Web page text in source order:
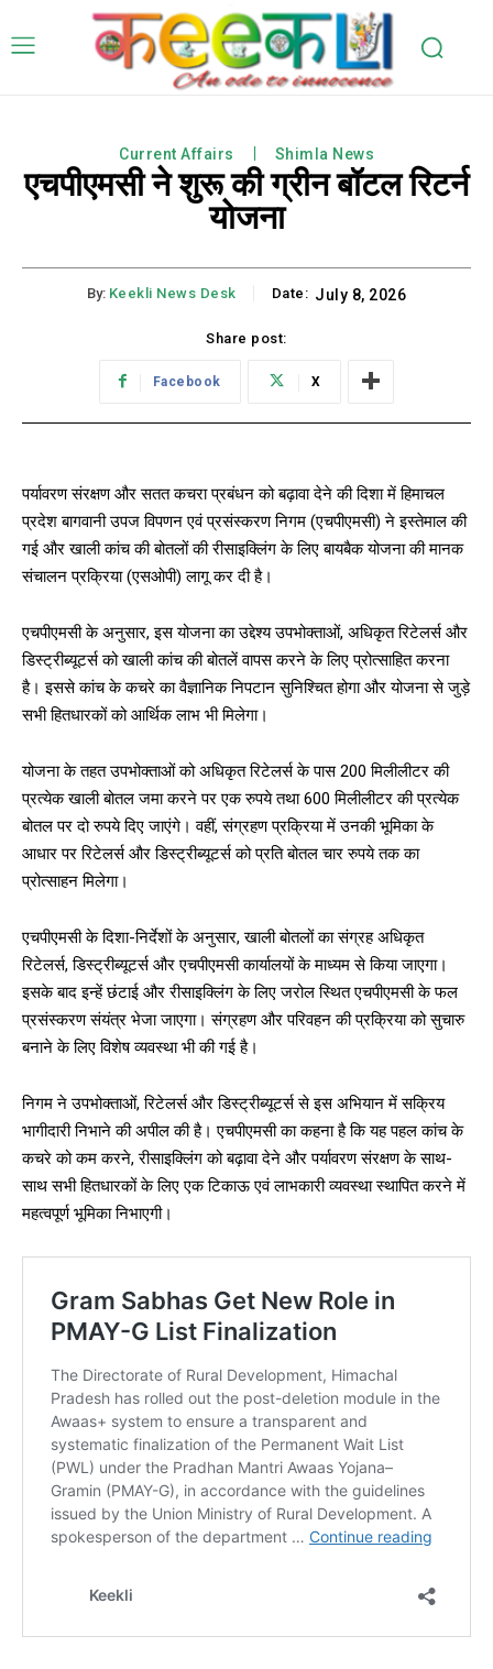
Current Affairs Shimla News
एचपीएमसी ने शुरू की ग्रीन बॉटल रिटर्न
योजना
By: Keekli News Desk Date: July 8, 2026
Share post:
Facebook X
पर्यावरण संरक्षण और सतत कचरा प्रबंधन को बढ़ावा देने की दिशा में हिमाचल
प्रदेश बागवानी उपज विपणन एवं प्रसंस्करण निगम (एचपीएमसी) ने इस्तेमाल की
गई और खाली कांच की बोतलों की रीसाइक्लिंग के लिए बायबैक योजना की मानक
संचालन प्रक्रिया (एसओपी) लागू कर दी है।
एचपीएमसी के अनुसार, इस योजना का उद्देश्य उपभोक्ताओं, अधिकृत रिटेलर्स और
डिस्ट्रीब्यूटर्स को खाली कांच की बोतलें वापस करने के लिए प्रोत्साहित करना
है। इससे कांच के कचरे का वैज्ञानिक निपटान सुनिश्चित होगा और योजना से जुड़े
सभी हितधारकों को आर्थिक लाभ भी मिलेगा।
योजना के तहत उपभोक्ताओं को अधिकृत रिटेलर्स के पास 200 मिलीलीटर की
प्रत्येक खाली बोतल जमा करने पर एक रुपये तथा 600 मिलीलीटर की प्रत्येक
बोतल पर दो रुपये दिए जाएंगे। वहीं, संग्रहण प्रक्रिया में उनकी भूमिका के
आधार पर रिटेलर्स और डिस्ट्रीब्यूटर्स को प्रति बोतल चार रुपये तक का
प्रोत्साहन मिलेगा।
एचपीएमसी के दिशा-निर्देशों के अनुसार, खाली बोतलों का संग्रह अधिकृत
रिटेलर्स, डिस्ट्रीब्यूटर्स और एचपीएमसी कार्यालयों के माध्यम से किया जाएगा।
इसके बाद इन्हें छंटाई और रीसाइक्लिंग के लिए जरोल स्थित एचपीएमसी के फल
प्रसंस्करण संयंत्र भेजा जाएगा। संग्रहण और परिवहन की प्रक्रिया को सुचारु
बनाने के लिए विशेष व्यवस्था भी की गई है।
निगम ने उपभोक्ताओं, रिटेलर्स और डिस्ट्रीब्यूटर्स से इस अभियान में सक्रिय
भागीदारी निभाने की अपील की है। एचपीएमसी का कहना है कि यह पहल कांच के
कचरे को कम करने, रीसाइक्लिंग को बढ़ावा देने और पर्यावरण संरक्षण के साथ-
साथ सभी हितधारकों के लिए एक टिकाऊ एवं लाभकारी व्यवस्था स्थापित करने में
महत्वपूर्ण भूमिका निभाएगी।